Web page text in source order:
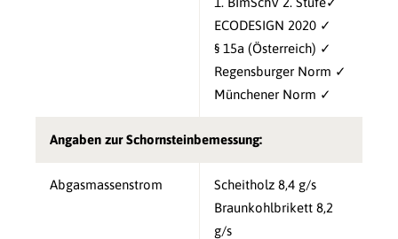
ECODESIGN 2020 ✓
§ 15a (Österreich) ✓
Regensburger Norm ✓
Münchener Norm ✓
Angaben zur Schornsteinbemessung:
Abgasmassenstrom
Scheitholz 8,4 g/s
Braunkohlbrikett 8,2
g/s